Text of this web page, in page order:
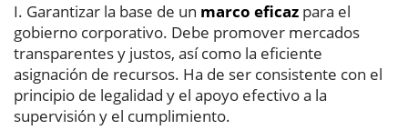
I. Garantizar la base de un marco eficaz para el
gobierno corporativo. Debe promover mercados
transparentes y justos, así como la eficiente
asignación de recursos. Ha de ser consistente con el
principio de legalidad y el apoyo efectivo a la
supervisión y el cumplimiento.